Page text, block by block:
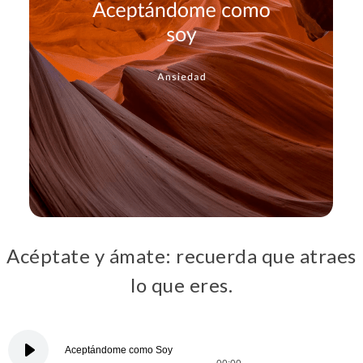
Acéptate y ámate: recuerda que atraes
lo que eres.
Aceptándome como Soy